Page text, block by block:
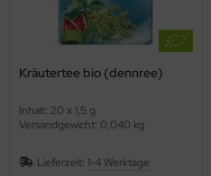
Kräutertee bio (dennree)
Inhalt: 20 x 1,5 g
Versandgewicht: 0,040 kg
Lieferzeit: 1-4 Werktage